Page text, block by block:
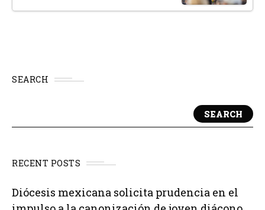
SEARCH
SEARCH
RECENT POSTS
Diócesis mexicana solicita prudencia en el